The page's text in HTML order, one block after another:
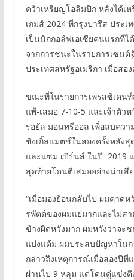
คว้าเหรียญโอลิมปิก หลังได้เ
เกมส์ 2024 ที่กรุงปารีส ประเ
เป็นนักกอล์ฟเอเชียคนแรกที่
จากการชนะในรายการเซน
ประเทศสหรัฐอเมริกา เมื่อสอ
ขณะที่ในรายการเพรสซิเดน
แพ้-เสมอ 7-10-5 และเจ้าตัว
รอยัล มอนทรีออล เพื่อลบคว
ชิงเกิ้ลแมตช์ในสองครั้งหลัง
และแซม เบิร์นส์ ในปี 2019
สุดท้ายโดนตีเสมออย่างน่าเสี
“เมื่อมองย้อนกลับไป ผมคาด
รพัตต์ของผมแย่มากและไม่ส
ข้างผิดหวังมาก ผมหวังว่าจะ
แบ่งแต้ม ผมประสบปัญหาในก
กล่าวถึงเหตุการณ์เมื่อสองปีที่
ผ่านไป 9 หลุม แต่โดนคู่แข่งตี